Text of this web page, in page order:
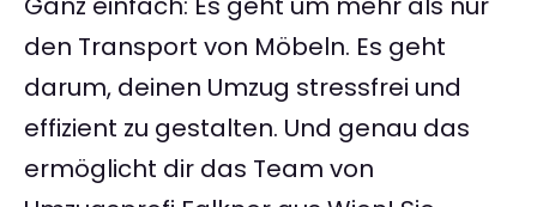
den Transport von Möbeln. Es geht
darum, deinen Umzug stressfrei und
effizient zu gestalten. Und genau das
ermöglicht dir das Team von